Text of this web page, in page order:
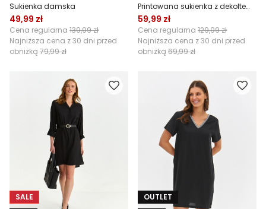
Sukienka damska
49,99 zł
Cena regularna 139,99 zł
Najniższa cena z 30 dni przed
obniżką 79,99 zł
Printowana sukienka z dekoltem w serek
59,99 zł
Cena regularna 129,99 zł
Najniższa cena z 30 dni przed
obniżką 69,99 zł
SALE
OUTLET